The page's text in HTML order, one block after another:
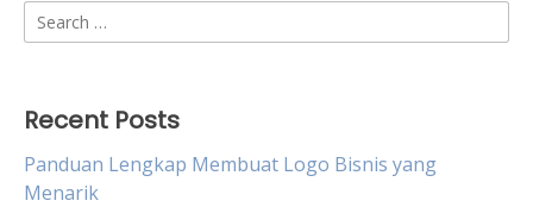
Search
for:
Recent Posts
Panduan Lengkap Membuat Logo Bisnis yang
Menarik